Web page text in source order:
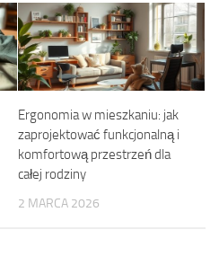
Ergonomia w mieszkaniu: jak
zaprojektować funkcjonalną i
komfortową przestrzeń dla
całej rodziny
2 MARCA 2026